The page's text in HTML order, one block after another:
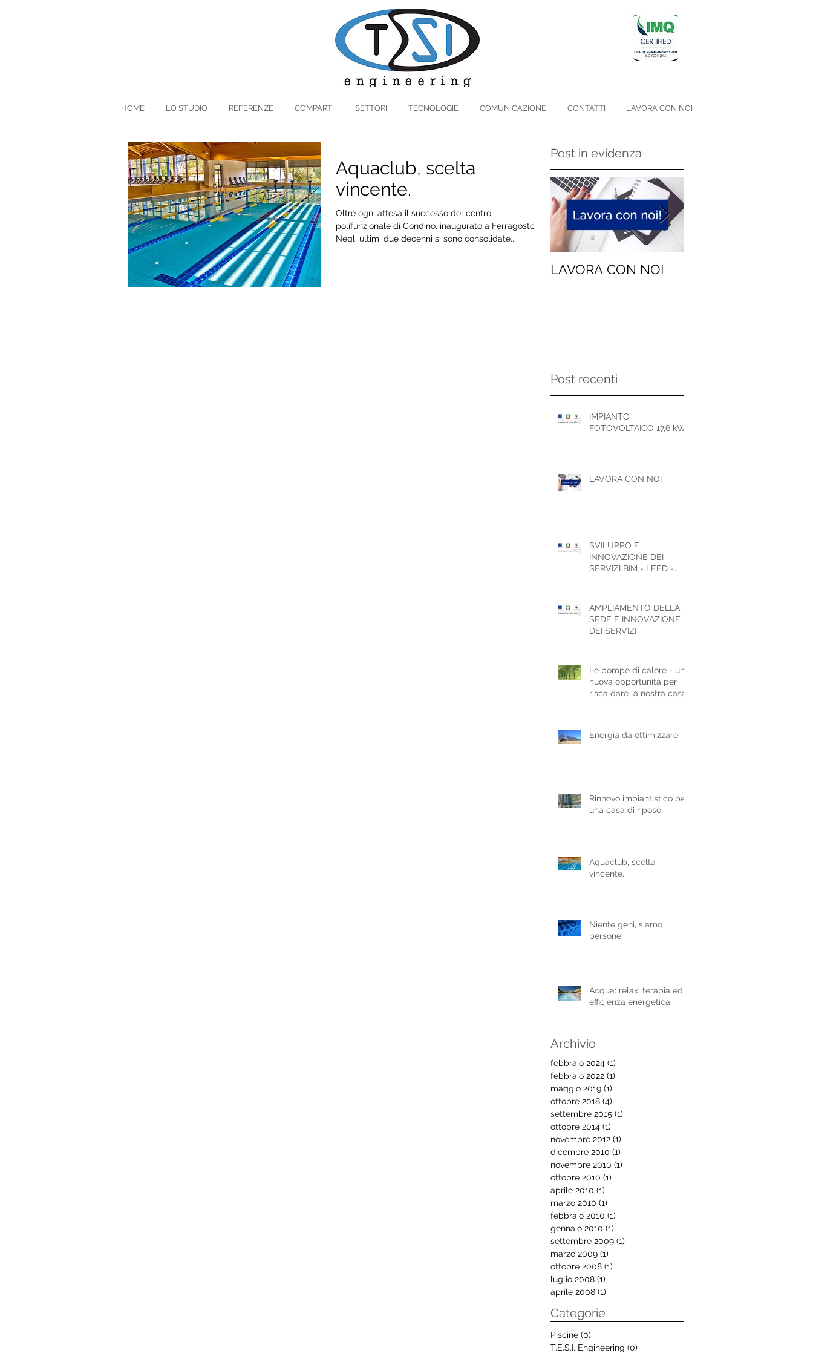
HOME LO STUDIO REFERENZE COMPARTI SETTORI TECNOLOGIE COMUNICAZIONE CONTATTI LAVORA CON NOI
Aquaclub, scelta
vincente.
Oltre ogni attesa il successo del centro
polifunzionale di Condino, inaugurato a Ferragosto.
Negli ultimi due decenni si sono consolidate...
Post in evidenza
LAVORA CON NOI
Post recenti
IMPIANTO
FOTOVOLTAICO 17,6 kWp
LAVORA CON NOI
SVILUPPO E
INNOVAZIONE DEI
SERVIZI BIM - LEED -
AMPLIAMENTO DELLA
SEDE E INNOVAZIONE
DEI SERVIZI
Le pompe di calore - una
nuova opportunità per
riscaldare la nostra casa
Energia da ottimizzare
Rinnovo impiantistico per
una casa di riposo
Aquaclub, scelta
vincente.
Niente geni, siamo
persone
Acqua: relax, terapia ed
efficienza energetica.
Archivio
febbraio 2024 (1)
febbraio 2022 (1)
maggio 2019 (1)
ottobre 2018 (4)
settembre 2015 (1)
ottobre 2014 (1)
novembre 2012 (1)
dicembre 2010 (1)
novembre 2010 (1)
ottobre 2010 (1)
aprile 2010 (1)
marzo 2010 (1)
febbraio 2010 (1)
gennaio 2010 (1)
settembre 2009 (1)
marzo 2009 (1)
ottobre 2008 (1)
luglio 2008 (1)
aprile 2008 (1)
Categorie
Piscine (0)
T.E.S.I. Engineering (0)